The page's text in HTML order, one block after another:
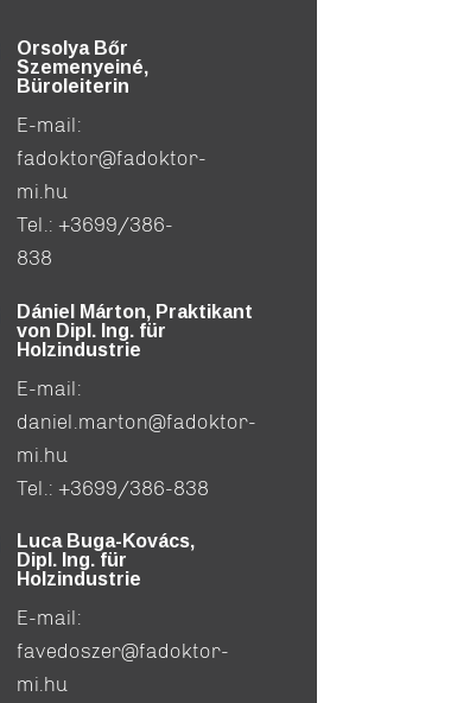
Orsolya Bőr
Szemenyeiné,
Büroleiterin
E-mail:
fadoktor@fadoktor-
mi.hu
Tel.: +3699/386-
838
Dániel Márton, Praktikant
von Dipl. Ing. für
Holzindustrie
E-mail:
daniel.marton@fadoktor-
mi.hu
Tel.: +3699/386-838
Luca Buga-Kovács,
Dipl. Ing. für
Holzindustrie
E-mail:
favedoszer@fadoktor-
mi.hu